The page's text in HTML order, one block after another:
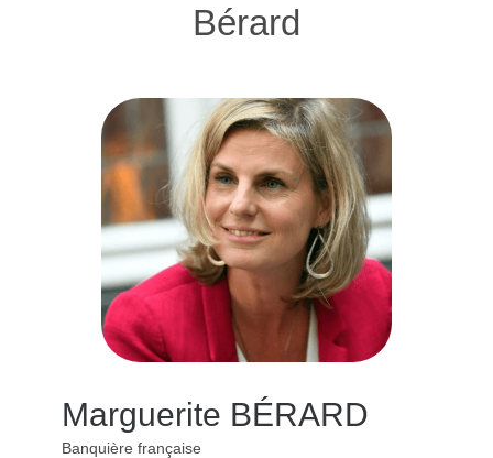
Bérard
Marguerite BÉRARD
Banquière française